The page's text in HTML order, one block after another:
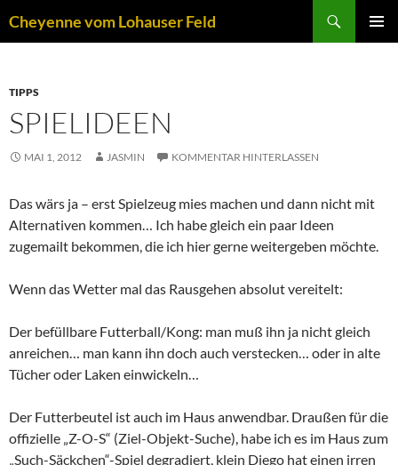
Inhalt
Cheyenne vom Lohauser Feld
TIPPS
SPIELIDEEN
MAI 1, 2012 JASMIN KOMMENTAR HINTERLASSEN
Das wärs ja – erst Spielzeug mies machen und dann nicht mit
Alternativen kommen… Ich habe gleich ein paar Ideen
zugemailt bekommen, die ich hier gerne weitergeben möchte.
Wenn das Wetter mal das Rausgehen absolut vereitelt:
Der befüllbare Futterball/Kong: man muß ihn ja nicht gleich
anreichen… man kann ihn doch auch verstecken… oder in alte
Tücher oder Laken einwickeln…
Der Futterbeutel ist auch im Haus anwendbar. Draußen für die
offizielle „Z-O-S“ (Ziel-Objekt-Suche), habe ich es im Haus zum
„Such-Säckchen“-Spiel degradiert, klein Diego hat einen irren